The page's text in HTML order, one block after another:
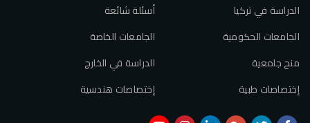
أسئلة شائعة
الدراسة في تركيا
الجامعات الخاصة
الجامعات الحكومية
الدراسة في الخارج
منح جامعية
إختصاصات هندسية
إختصاصات طبية